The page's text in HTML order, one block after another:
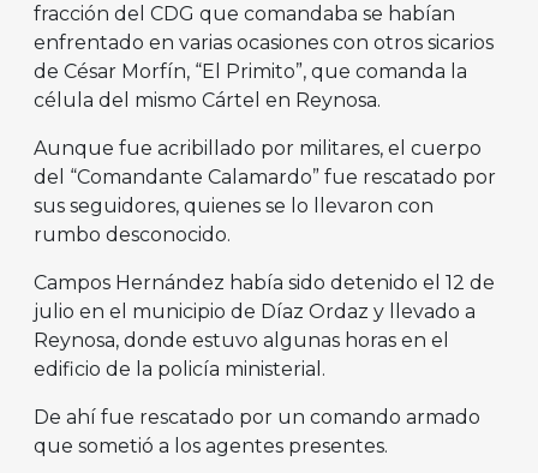
fracción del CDG que comandaba se habían
enfrentado en varias ocasiones con otros sicarios
de César Morfín, “El Primito”, que comanda la
célula del mismo Cártel en Reynosa.
Aunque fue acribillado por militares, el cuerpo
del “Comandante Calamardo” fue rescatado por
sus seguidores, quienes se lo llevaron con
rumbo desconocido.
Campos Hernández había sido detenido el 12 de
julio en el municipio de Díaz Ordaz y llevado a
Reynosa, donde estuvo algunas horas en el
edificio de la policía ministerial.
De ahí fue rescatado por un comando armado
que sometió a los agentes presentes.